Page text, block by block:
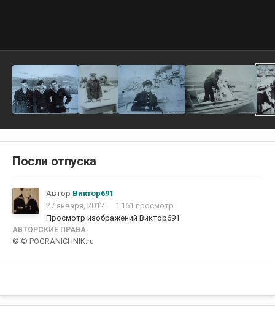
Посли отпуска
Автор Виктор691
27 января, 2012
1 161 просмотр
Просмотр изображений Виктор691
АВТОРСКИЕ ПРАВА
© © POGRANICHNIK.ru